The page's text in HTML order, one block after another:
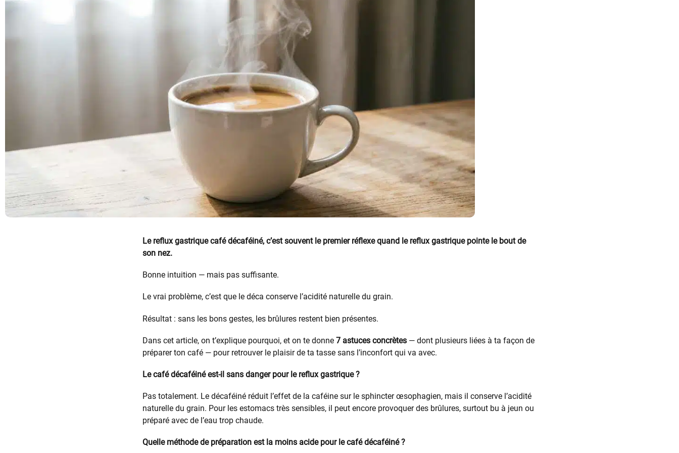
Le reflux gastrique café décaféiné, c’est souvent le premier réflexe quand le reflux gastrique pointe le bout de
son nez.
Bonne intuition — mais pas suffisante.
Le vrai problème, c’est que le déca conserve l’acidité naturelle du grain.
Résultat : sans les bons gestes, les brûlures restent bien présentes.
Dans cet article, on t’explique pourquoi, et on te donne 7 astuces concrètes — dont plusieurs liées à ta façon de
préparer ton café — pour retrouver le plaisir de ta tasse sans l’inconfort qui va avec.
Le café décaféiné est-il sans danger pour le reflux gastrique ?
Pas totalement. Le décaféiné réduit l’effet de la caféine sur le sphincter œsophagien, mais il conserve l’acidité
naturelle du grain. Pour les estomacs très sensibles, il peut encore provoquer des brûlures, surtout bu à jeun ou
préparé avec de l’eau trop chaude.
Quelle méthode de préparation est la moins acide pour le café décaféiné ?